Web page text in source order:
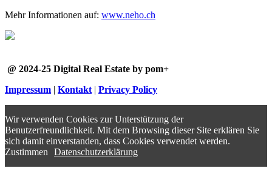
Mehr Informationen auf: www.neho.ch
@ 2024-25 Digital Real Estate by pom+
Impressum | Kontakt | Privacy Policy
Wir verwenden Cookies zur Unterstützung der
Benutzerfreundlichkeit. Mit dem Browsing dieser Site erklären Sie
sich damit einverstanden, dass Cookies verwendet werden.
Zustimmen
Datenschutzerklärung